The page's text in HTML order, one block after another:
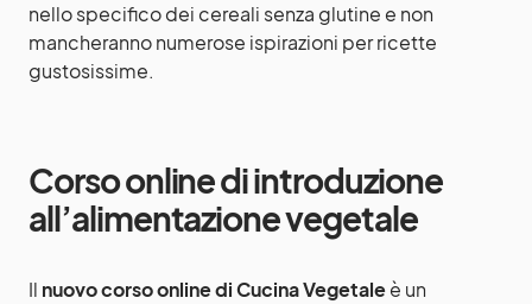
nello specifico dei cereali senza glutine e non
mancheranno numerose ispirazioni per ricette
gustosissime.
Corso online di introduzione
all’alimentazione vegetale
Il nuovo corso online diCucina Vegetaleè un